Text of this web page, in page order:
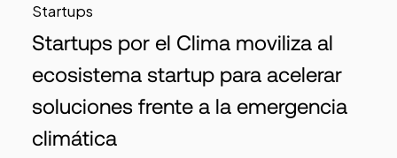
Startups
Startups por el Clima moviliza al
ecosistema startup para acelerar
soluciones frente a la emergencia
climática